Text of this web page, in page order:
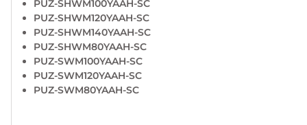
PUZ-SHWM100YAAH-SC
PUZ-SHWM120YAAH-SC
PUZ-SHWM140YAAH-SC
PUZ-SHWM80YAAH-SC
PUZ-SWM100YAAH-SC
PUZ-SWM120YAAH-SC
PUZ-SWM80YAAH-SC